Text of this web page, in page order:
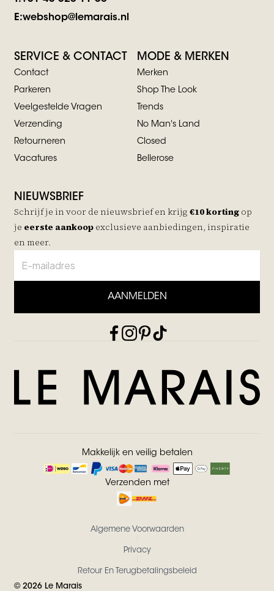
E:webshop@lemarais.nl
SERVICE & CONTACT
Contact
Parkeren
Veelgestelde Vragen
Verzending
Retourneren
Vacatures
MODE & MERKEN
Merken
Shop The Look
Trends
No Man's Land
Closed
Bellerose
NIEUWSBRIEF
Schrijf je in voor de nieuwsbrief en krijg €10 korting op
je eerste aankoop exclusieve aanbiedingen, inspiratie
en meer.
AANMELDEN
Makkelijk en veilig betalen
Verzenden met
Algemene Voorwaarden
Privacy
Retour En Terugbetalingsbeleid
© 2026 Le Marais